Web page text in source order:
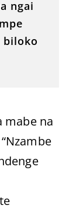
ngai
biloko
mabe na